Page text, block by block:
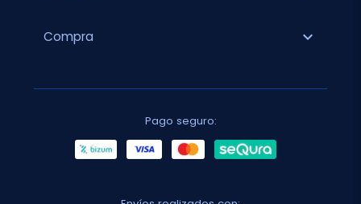
Compra expand_more
Pago seguro: